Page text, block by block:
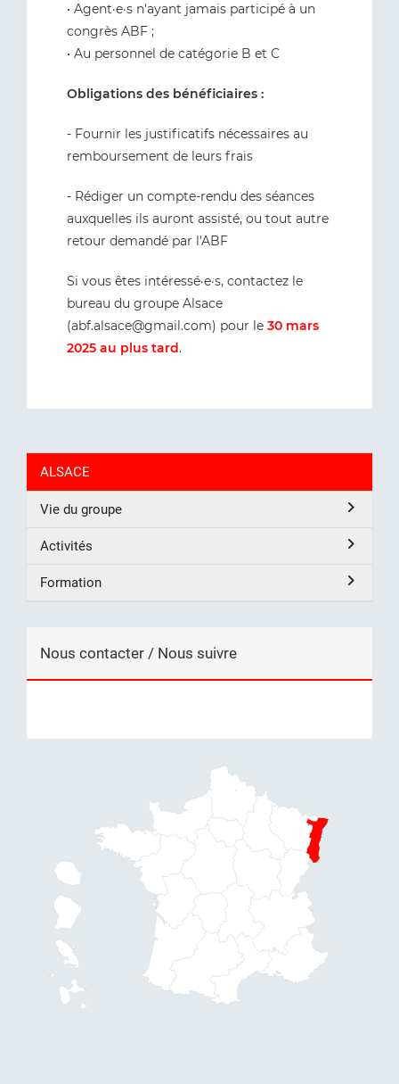
• Agent·e·s n'ayant jamais participé à un
congrès ABF ;
• Au personnel de catégorie B et C
Obligations des bénéficiaires :
- Fournir les justificatifs nécessaires au
remboursement de leurs frais
- Rédiger un compte-rendu des séances
auxquelles ils auront assisté, ou tout autre
retour demandé par l'ABF
Si vous êtes intéressé·e·s, contactez le
bureau du groupe Alsace
(abf.alsace@gmail.com) pour le 30 mars
2025 au plus tard.
ALSACE
Vie du groupe
Activités
Formation
Nous contacter / Nous suivre